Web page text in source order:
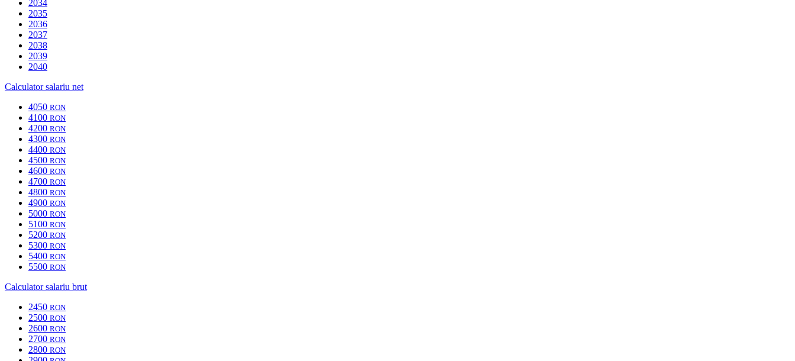
2034
2035
2036
2037
2038
2039
2040
Calculator salariu net
4050 RON
4100 RON
4200 RON
4300 RON
4400 RON
4500 RON
4600 RON
4700 RON
4800 RON
4900 RON
5000 RON
5100 RON
5200 RON
5300 RON
5400 RON
5500 RON
Calculator salariu brut
2450 RON
2500 RON
2600 RON
2700 RON
2800 RON